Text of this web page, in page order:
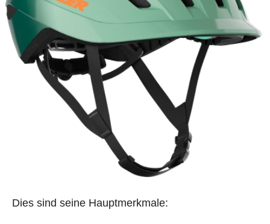
Dies sind seine Hauptmerkmale: